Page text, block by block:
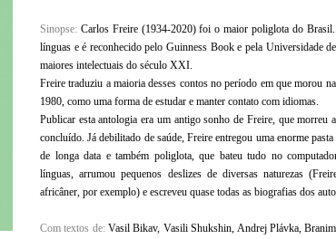
Sinopse: Carlos Freire (1934-2020) foi o maior poliglota do
línguas e é reconhecido pelo Guinness Book e pela Universidade
maiores intelectuais do século XXI.
Freire traduziu a maioria desses contos no período em que morou
1980, como uma forma de estudar e manter contato com idiomas.
Publicar esta antologia era um antigo sonho de Freire, que morreu
concluído. Já debilitado de saúde, Freire entregou uma enorme
de longa data e também poliglota, que bateu tudo no
línguas, arrumou pequenos deslizes de diversas naturezas
africâner, por exemplo) e escreveu quase todas as biografias dos
Com textos de:Vasil Bikav, Vasili Shukshin, Andrej Plávka,